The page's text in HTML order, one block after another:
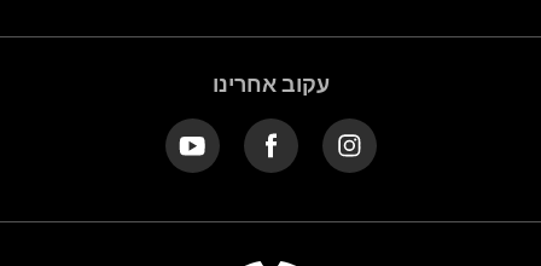
עקוב אחרינו